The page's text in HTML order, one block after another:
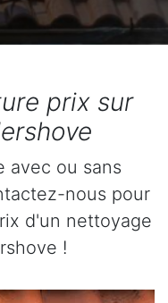
prix sur
avec ou sans
nous pour
d'un nettoyage
!